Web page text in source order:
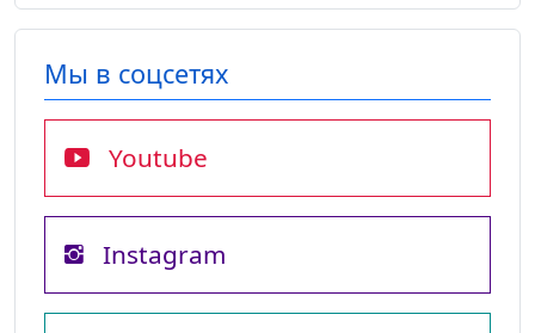
Мы в соцсетях
Youtube
Instagram